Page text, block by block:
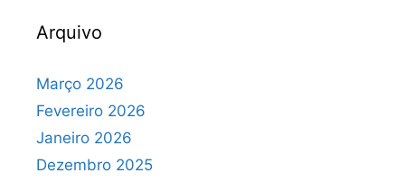
Arquivo
Março 2026
Fevereiro 2026
Janeiro 2026
Dezembro 2025